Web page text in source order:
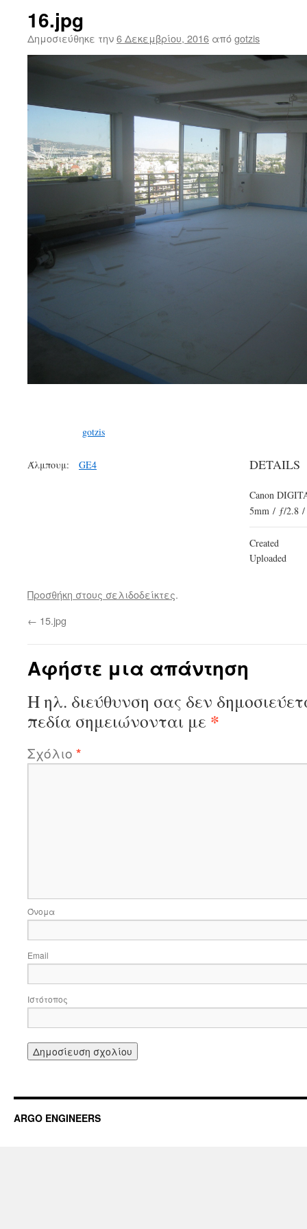
16.jpg
Δημοσιεύθηκε την6 Δεκεμβρίου, 2016 απόgotzis
gotzis
Άλμπουμ: GE4 DETAILS
Canon
5mm / ƒ/2.8 /
Created
Uploaded
Προσθήκη στους σελιδοδείκτες.
← 15.jpg
Αφήστε μια απάντηση
Η ηλ. διεύθυνση σας δεν
πεδία σημειώνονται με *
Σχόλιο *
Όνομα
Email
Ιστότοπος
ARGO ENGINEERS